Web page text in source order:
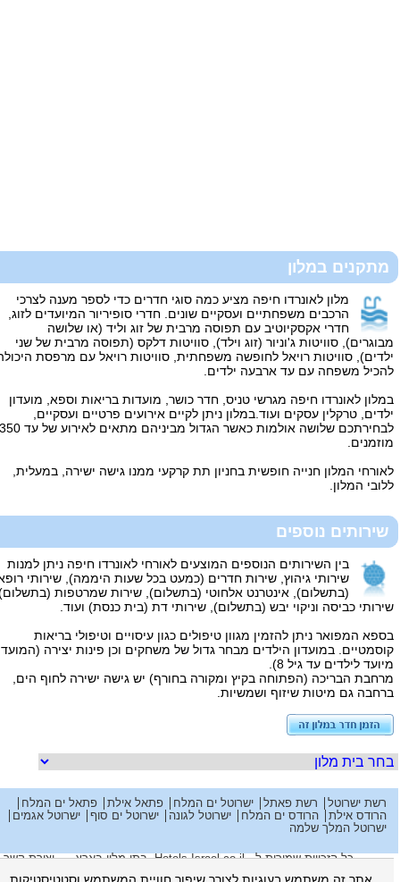
מתקנים במלון
מלון לאונרדו חיפה מציע כמה סוגי חדרים כדי לספר מענה לצרכי
הרכבים משפחתיים ועסקיים שונים. חדרי סופיריור המיועדים לזוג,
חדרי אקסקיוטיב עם תפוסה מרבית של זוג וליד (או שלושה
מבוגרים), סוויטות ג'וניור (זוג וילד), סוויטות דלקס (תפוסה מרבית של שני
ילדים), סוויטות רויאל לחופשה משפחתית, סוויטות רויאל עם מרפסת היכולה
להכיל משפחה עם עד ארבעה ילדים.
במלון לאונרדו חיפה מגרשי טניס, חדר כושר, מועדות בריאות וספא, מועדון
ילדים, טרקלין עסקים ועוד.במלון ניתן לקיים אירועים פרטיים ועסקיים,
לבחירתכם שלושה אולמות כאשר הגדול מביניהם מתאים לאירוע של עד 350
מוזמנים.
לאורחי המלון חנייה חופשית בחניון תת קרקעי ממנו גישה ישירה, במעלית,
ללובי המלון.
שירותים נוספים
בין השירותים הנוספים המוצעים לאורחי לאונרדו חיפה ניתן למנות
שירותי גיהוץ, שירות חדרים (כמעט בכל שעות היממה), שירותי רופא
(בתשלום), אינטרנט אלחוטי (בתשלום), שירות שמרטפות (בתשלום),
שירותי כביסה וניקוי יבש (בתשלום), שירותי דת (בית כנסת) ועוד.
בספא המפואר ניתן להזמין מגוון טיפולים כגון עיסויים וטיפולי בריאות
קוסמטיים. במועדון הילדים מבחר גדול של משחקים וכן פינות יצירה (המועדון
מיועד לילדים עד גיל 8).
מרחבת הבריכה (הפתוחה בקיץ ומקורה בחורף) יש גישה ישירה לחוף הים,
ברחבה גם מיטות שיזוף ושמשיות.
רשת ישרוטל רשת פאתל ישרוטל ים המלח פתאל אילת
פתאל ים המלח
הרודס אילת
הרודס ים המלח ישרוטל לגונה ישרוטל ים סוף
ישרוטל אגמים
ישרוטל המלך שלמה
כל הזכויות שמורות ל - Hotels-Israel.co.il. בתי מלון בארץ.יצירת קשר
תקנון